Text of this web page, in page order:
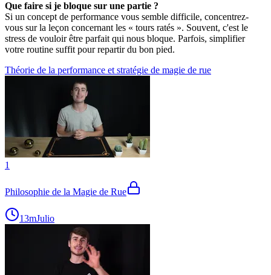
Que faire si je bloque sur une partie ?
Si un concept de performance vous semble difficile, concentrez-
vous sur la leçon concernant les « tours ratés ». Souvent, c'est le
stress de vouloir être parfait qui nous bloque. Parfois, simplifier
votre routine suffit pour repartir du bon pied.
Théorie de la performance et stratégie de magie de rue
1
Philosophie de la Magie de Rue
13mJulio